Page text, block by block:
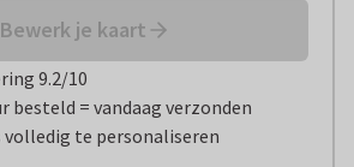
Bewerk je kaart
9.2/10
besteld = vandaag verzonden
volledig te personaliseren